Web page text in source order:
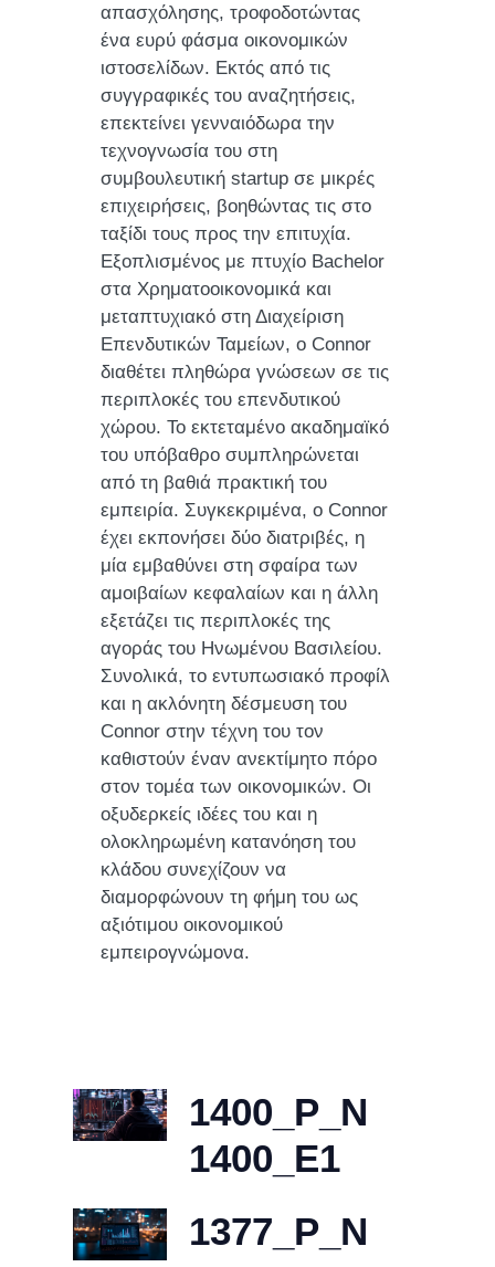
απασχόλησης, τροφοδοτώντας
ένα ευρύ φάσμα οικονομικών
ιστοσελίδων. Εκτός από τις
συγγραφικές του αναζητήσεις,
επεκτείνει γενναιόδωρα την
τεχνογνωσία του στη
συμβουλευτική startup σε μικρές
επιχειρήσεις, βοηθώντας τις στο
ταξίδι τους προς την επιτυχία.
Εξοπλισμένος με πτυχίο Bachelor
στα Χρηματοοικονομικά και
μεταπτυχιακό στη Διαχείριση
Επενδυτικών Ταμείων, ο Connor
διαθέτει πληθώρα γνώσεων σε τις
περιπλοκές του επενδυτικού
χώρου. Το εκτεταμένο ακαδημαϊκό
του υπόβαθρο συμπληρώνεται
από τη βαθιά πρακτική του
εμπειρία. Συγκεκριμένα, ο Connor
έχει εκπονήσει δύο διατριβές, η
μία εμβαθύνει στη σφαίρα των
αμοιβαίων κεφαλαίων και η άλλη
εξετάζει τις περιπλοκές της
αγοράς του Ηνωμένου Βασιλείου.
Συνολικά, το εντυπωσιακό προφίλ
και η ακλόνητη δέσμευση του
Connor στην τέχνη του τον
καθιστούν έναν ανεκτίμητο πόρο
στον τομέα των οικονομικών. Οι
οξυδερκείς ιδέες του και η
ολοκληρωμένη κατανόηση του
κλάδου συνεχίζουν να
διαμορφώνουν τη φήμη του ως
αξιότιμου οικονομικού
εμπειρογνώμονα.
1400_P_N
1400_E1
1377_P_N